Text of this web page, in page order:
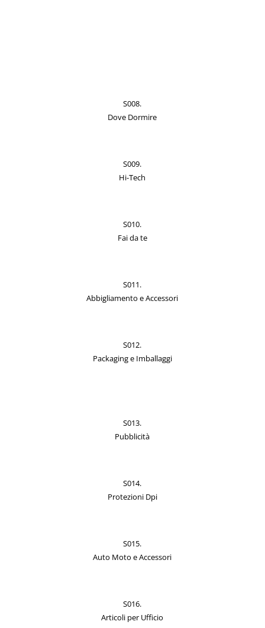
S008.
Dove Dormire
S009.
Hi-Tech
S010.
Fai da te
S011.
Abbigliamento e Accessori
S012.
Packaging e Imballaggi
S013.
Pubblicità
S014.
Protezioni Dpi
S015.
Auto Moto e Accessori
S016.
Articoli per Ufficio